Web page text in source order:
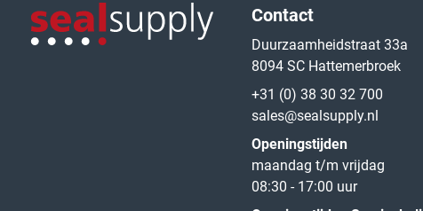
Contact
Duurzaamheidstraat 33a
8094 SC Hattemerbroek
+31 (0) 38 30 32 700
sales@sealsupply.nl
Openingstijden
maandag t/m vrijdag
08:30 - 17:00 uur
Logo van de website